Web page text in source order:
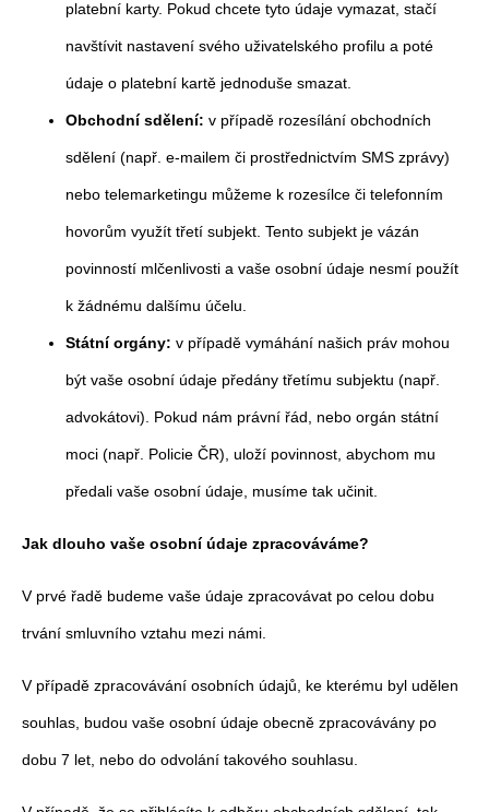
platební karty. Pokud chcete tyto údaje vymazat, stačí
navštívit nastavení svého uživatelského profilu a poté
údaje o platební kartě jednoduše smazat.
Obchodní sdělení: v případě rozesílání obchodních
sdělení (např. e-mailem či prostřednictvím SMS zprávy)
nebo telemarketingu můžeme k rozesílce či telefonním
hovorům využít třetí subjekt. Tento subjekt je vázán
povinností mlčenlivosti a vaše osobní údaje nesmí použít
k žádnému dalšímu účelu.
Státní orgány: v případě vymáhání našich práv mohou
být vaše osobní údaje předány třetímu subjektu (např.
advokátovi). Pokud nám právní řád, nebo orgán státní
moci (např. Policie ČR), uloží povinnost, abychom mu
předali vaše osobní údaje, musíme tak učinit.
Jak dlouho vaše osobní údaje zpracováváme?
V prvé řadě budeme vaše údaje zpracovávat po celou dobu
trvání smluvního vztahu mezi námi.
V případě zpracovávání osobních údajů, ke kterému byl udělen
souhlas, budou vaše osobní údaje obecně zpracovávány po
dobu 7 let, nebo do odvolání takového souhlasu.